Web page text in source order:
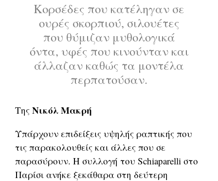
Κορσέδες που κατέληγαν σε
ουρές σκορπιού, σιλουέτες
που θύμιζαν μυθολογικά
όντα, υφές που κινούνταν και
άλλαζαν καθώς τα μοντέλα
περπατούσαν.
ΤηςΝικόλ Μακρή
Υπάρχουν επιδείξεις υψηλής ραπτικής που
τις παρακολουθείς και άλλες που σε
παρασύρουν. Η συλλογή του Schiaparelli στο
Παρίσι ανήκε ξεκάθαρα στη δεύτερη